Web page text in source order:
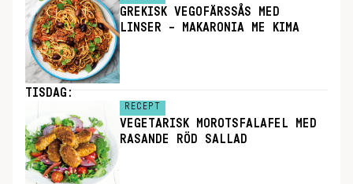
GREKISK VEGOFÄRSSÅS MED
LINSER – MAKARONIA ME KIMA
TISDAG:
RECEPT
VEGETARISK MOROTSFALAFEL MED
RASANDE RÖD SALLAD